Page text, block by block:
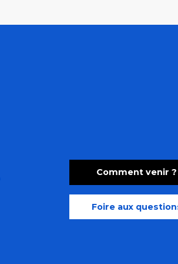
Comment venir ?
Foire aux